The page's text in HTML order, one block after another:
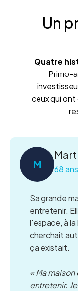
Un
Quatre
Primo-
ceux qui ont
M 68 ans
Sa grande
entretenir.
l'espace, à la
cherchait
ça existait.
« Ma
entretenir.